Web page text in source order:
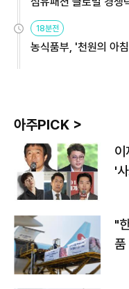
원
18분전
농식품부, '천원의 아
아주PICK >
'
"
품